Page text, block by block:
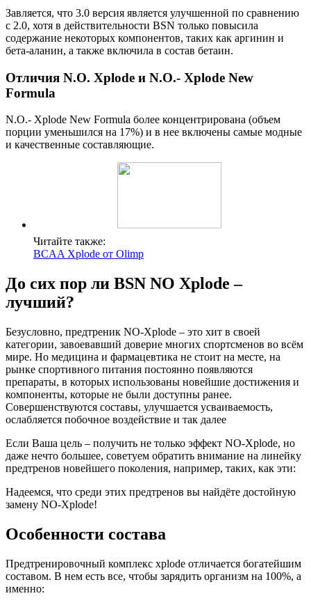
Завляется, что 3.0 версия является улучшенной по сравнению
с 2.0, хотя в действительности BSN только повысила
содержание некоторых компонентов, таких как аргинин и
бета-аланин, а также включила в состав бетаин.
Отличия N.O. Xplode и N.O.- Xplode New
Formula
N.O.- Xplode New Formula более концентрирована (объем
порции уменьшился на 17%) и в нее включены самые модные
и качественные составляющие.
Читайте также:
BCAA Xplode от Olimp
До сих пор ли BSN NО Xplode –
лучший?
Безусловно, предтреник NO-Xplоde – это хит в своей
категории, завоевавший доверие многих спортсменов во всём
мире. Но медицина и фармацевтика не стоит на месте, на
рынке спортивного питания постоянно появляются
препараты, в которых использованы новейшие достижения и
компоненты, которые не были доступны ранее.
Совершенствуются составы, улучшается усваиваемость,
ослабляется побочное воздействие и так далее
Если Ваша цель – получить не только эффект NО-Xplode, но
даже нечто большее, советуем обратить внимание на линейку
предтренов новейшего поколения, например, таких, как эти:
Надеемся, что среди этих предтренов вы найдёте достойную
замену NО-Xplode!
Особенности состава
Предтренировочный комплекс xplode отличается богатейшим
составом. В нем есть все, чтобы зарядить организм на 100%, а
именно: